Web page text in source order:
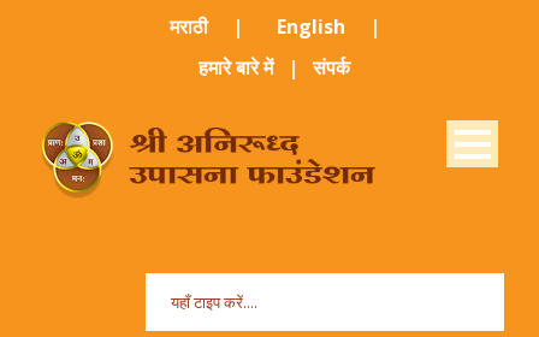
मराठी ​ | English
|
हमारे बारे में
| संपर्क